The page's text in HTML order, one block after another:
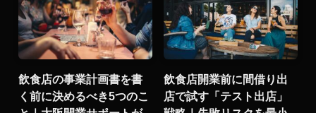
飲食店の事業計画書を書
く前に決めるべき5つのこ
飲食店開業前に間借り出
店で試す「テスト出店」